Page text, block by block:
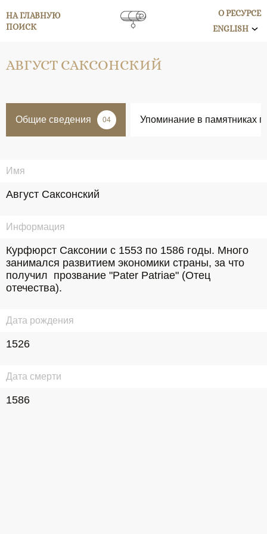
НА ГЛАВНУЮ
ПОИСК
О РЕСУРСЕ
ENGLISH
АВГУСТ САКСОНСКИЙ
Общие сведения 04 Упоминание в памятниках
Имя
Август Саксонский
Информация
Курфюрст Саксонии с 1553 по 1586 годы. Много
занимался развитием экономики страны, за что
получил  прозвание "Pater Patriae" (Отец
отечества).
Дата рождения
1526
Дата смерти
1586